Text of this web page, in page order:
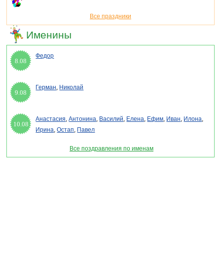
Все праздники
Именины
8.08
Федор
9.08
Герман, Николай
10.08
Анастасия,Антонина, Василий, Елена, Ефим, Иван, Илона,
Ирина,Остап, Павел
Все поздравления по именам